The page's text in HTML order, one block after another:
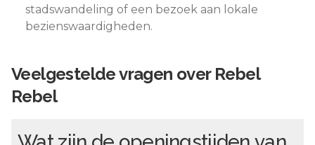
stadswandeling of een bezoek aan lokale
bezienswaardigheden.
Veelgestelde vragen over Rebel
Rebel